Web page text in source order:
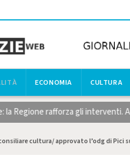
ECONOMIA CULTURA
rafforza gli interventi.
cultura/ approvato l’odg di